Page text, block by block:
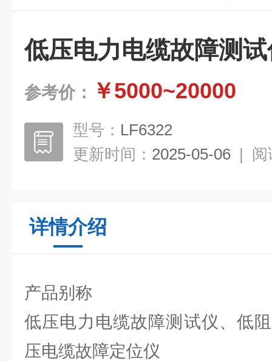
低压电力电缆故障测
参考价： ￥5000~20000
型号： LF6322
更新时间： 2025-05-06 | 阅
详情介绍
产品别称
低压电力电缆故障测试仪、低
压电缆故障定位仪